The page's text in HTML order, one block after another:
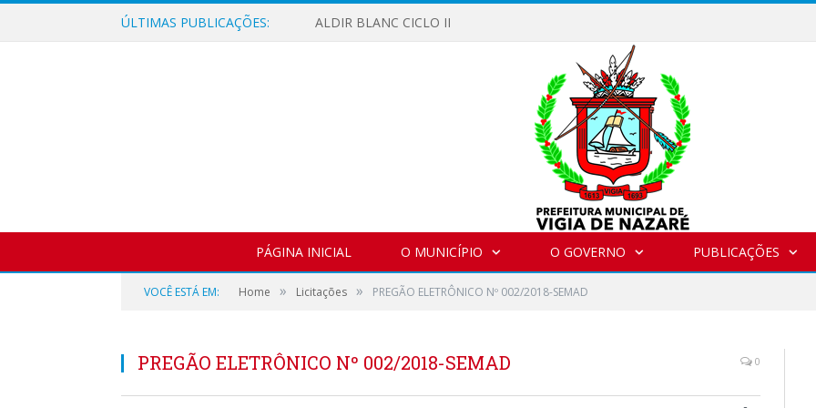
ÚLTIMAS PUBLICAÇÕES: ALDIR BLANC CICLO II
PÁGINA INICIAL O MUNICÍPIO O GOVERNO PUBLICAÇÕES
VOCÊ ESTÁ EM: Home » Licitações » PREGÃO ELETRÔNICO Nº 002/2018-SEMAD
PREGÃO ELETRÔNICO Nº 002/2018-SEMAD 0